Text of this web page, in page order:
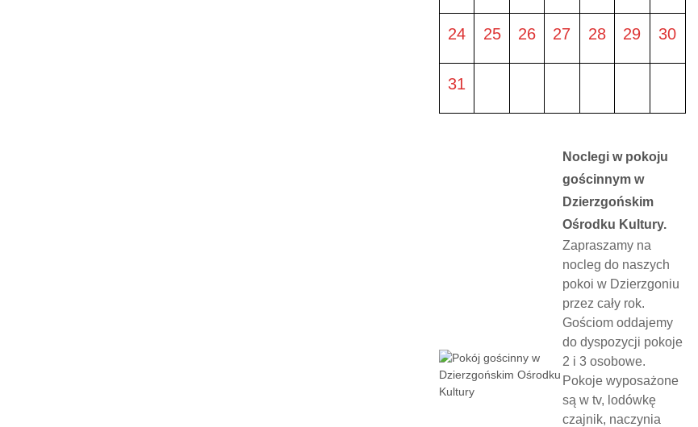
24 25 26 27 28 29 30
31
Noclegi w pokoju
gościnnym w
Dzierzgońskim
Ośrodku Kultury.
Zapraszamy na
nocleg do naszych
pokoi w Dzierzgoniu
przez cały rok.
Gościom oddajemy
do dyspozycji pokoje
2 i 3 osobowe.
Pokoje wyposażone
są w tv, lodówkę
czajnik, naczynia